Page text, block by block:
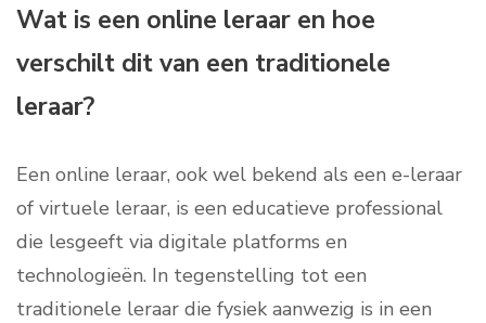
Wat is een online leraar en hoe
verschilt dit van een traditionele
leraar?
Een online leraar, ook wel bekend als een e-leraar
of virtuele leraar, is een educatieve professional
die lesgeeft via digitale platforms en
technologieën. In tegenstelling tot een
traditionele leraar die fysiek aanwezig is in een